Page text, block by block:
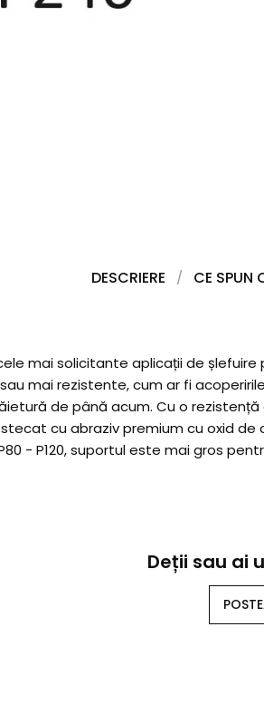
DESCRIERE CE SPUN
mai solicitante aplicații de
mai rezistente, cum ar fi
de până acum. Cu o
cu abraziv premium cu oxid
- P120, suportul este mai gros
Deții sau ai